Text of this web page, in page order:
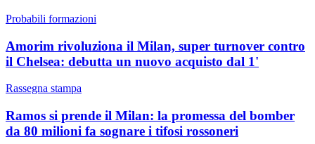
Probabili formazioni
Amorim rivoluziona il Milan, super turnover contro
il Chelsea: debutta un nuovo acquisto dal 1'
Rassegna stampa
Ramos si prende il Milan: la promessa del bomber
da 80 milioni fa sognare i tifosi rossoneri